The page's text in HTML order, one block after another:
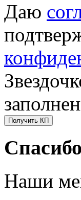
Даю
Получить КП
Наши